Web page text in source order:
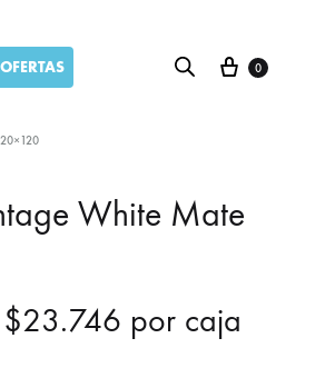
OFERTAS Carro
0
White Mate
$23.746 por caja